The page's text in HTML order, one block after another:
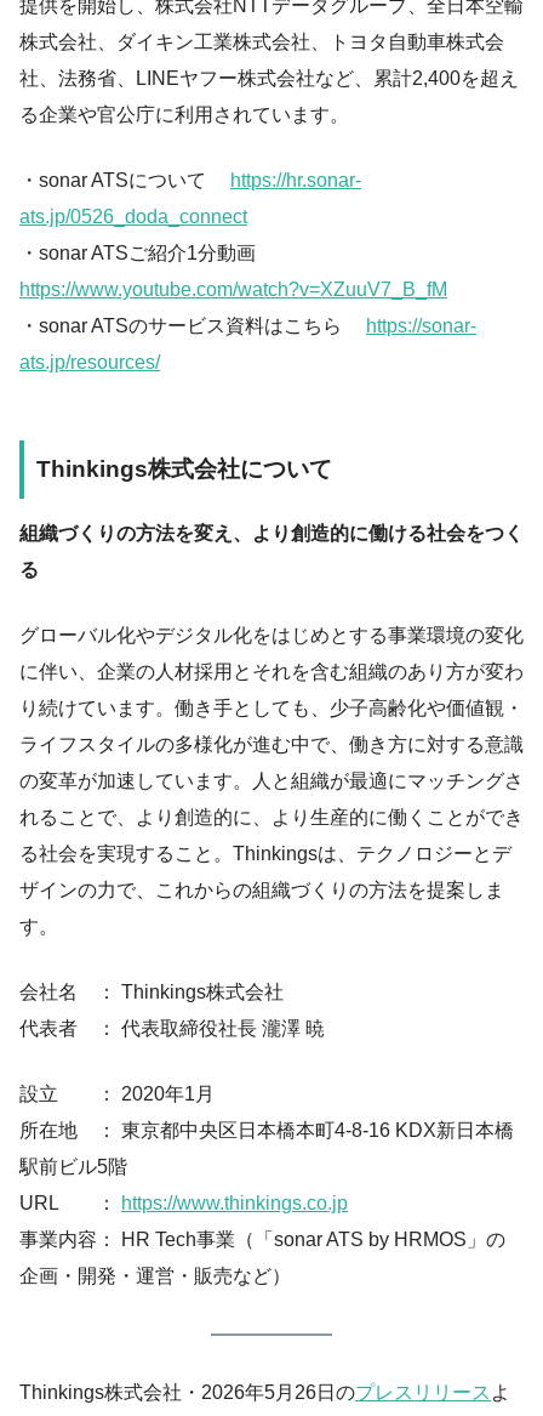
提供を開始し、株式会社NTTデータグループ、全日本空輸
株式会社、ダイキン工業株式会社、トヨタ自動車株式会
社、法務省、LINEヤフー株式会社など、累計2,400を超え
る企業や官公庁に利用されています。
・sonar ATSについて
https://hr.sonar-
ats.jp/0526_doda_connect
・sonar ATSご紹介1分動画
https://www.youtube.com/watch?v=XZuuV7_B_fM
・sonar ATSのサービス資料はこちら
https://sonar-
ats.jp/resources/
Thinkings株式会社について
組織づくりの方法を変え、より創造的に働ける社会をつく
る
グローバル化やデジタル化をはじめとする事業環境の変化
に伴い、企業の人材採用とそれを含む組織のあり方が変わ
り続けています。働き手としても、少子高齢化や価値観・
ライフスタイルの多様化が進む中で、働き方に対する意識
の変革が加速しています。人と組織が最適にマッチングさ
れることで、より創造的に、より生産的に働くことができ
る社会を実現すること。Thinkingsは、テクノロジーとデ
ザインの力で、これからの組織づくりの方法を提案しま
す。
会社名 ： Thinkings株式会社
代表者 ： 代表取締役社長 瀧澤 暁
設立 ： 2020年1月
所在地 ： 東京都中央区日本橋本町4-8-16 KDX新日本橋
駅前ビル5階
URL ：
https://www.thinkings.co.jp
事業内容： HR Tech事業（「sonar ATS by HRMOS」の
企画・開発・運営・販売など）
Thinkings株式会社・2026年5月26日のプレスリリース よ